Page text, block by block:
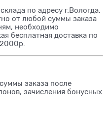
по адресу г.Вологда,
от любой суммы заказа
необходимо
бесплатная доставка по
заказа после
зачисления бонусных